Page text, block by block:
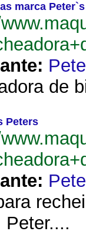
marca Peter`s
de
Peters
Peter....